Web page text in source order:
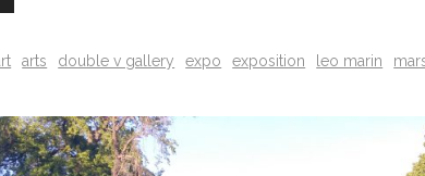
arts double v gallery expo exposition leo marin